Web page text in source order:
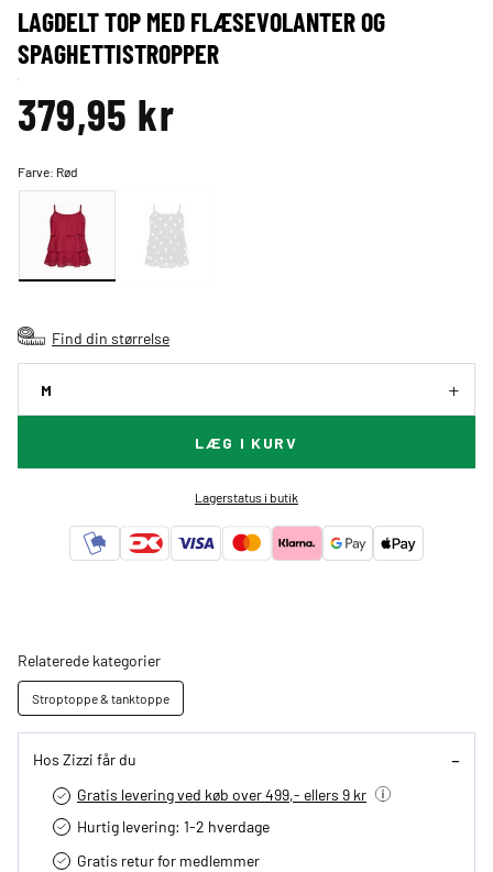
LAGDELT TOP MED FLÆSEVOLANTER OG
SPAGHETTISTROPPER
379,95 kr
Farve: Rød
Find din størrelse
M
LÆG I KURV
Lagerstatus i butik
Relaterede kategorier
Stroptoppe & tanktoppe
Hos Zizzi får du
Gratis levering ved køb over 499,- ellers 9 kr
Hurtig levering­: 1-2 hverdage
Gratis retur for medlemmer